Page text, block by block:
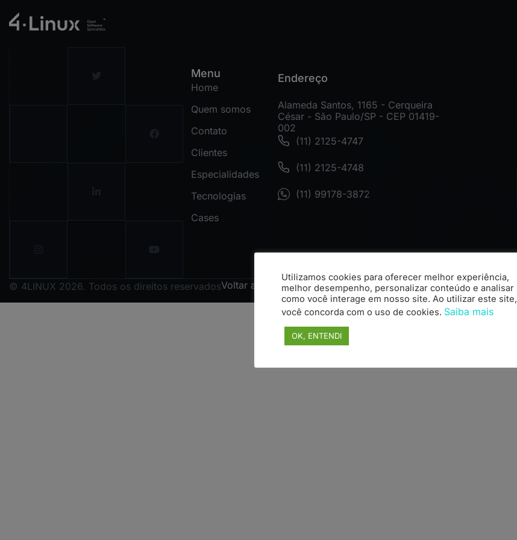
Menu
Home
Quem somos
Contato
Clientes
Especialidades
Tecnologias
Cases
Endereço
Alameda Santos, 1165 - Cerqueira
César - São Paulo/SP - CEP 01419-
002
(11) 2125-4747
(11) 2125-4748
(11) 99178-3872
© 4LINUX 2026. Todos os direitos reservadosVoltar ao topo
Utilizamos cookies para oferecer melhor experiência,
melhor desempenho, personalizar conteúdo e analisar
como você interage em nosso site. Ao utilizar este site,
você concorda com o uso de cookies. Saiba mais
OK, ENTENDI